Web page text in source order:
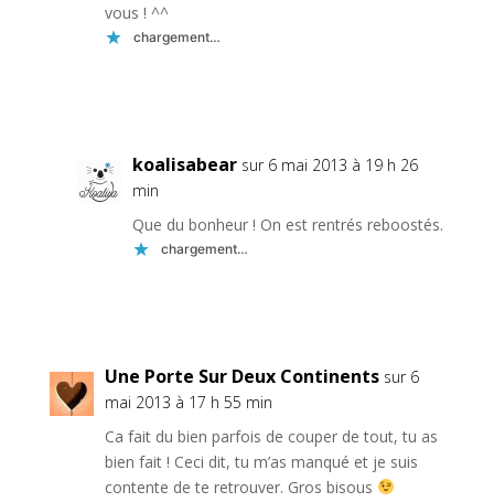
vous ! ^^
chargement…
koalisabear sur 6 mai 2013 à 19 h 26
min
Que du bonheur ! On est rentrés reboostés.
chargement…
Une Porte Sur Deux Continents sur 6
mai 2013 à 17 h 55 min
Ca fait du bien parfois de couper de tout, tu as
bien fait ! Ceci dit, tu m’as manqué et je suis
contente de te retrouver. Gros bisous